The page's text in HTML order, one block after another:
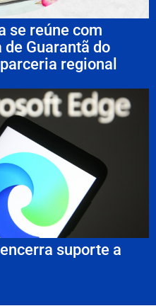
se reúne com
Guarantã do
regional
suporte a